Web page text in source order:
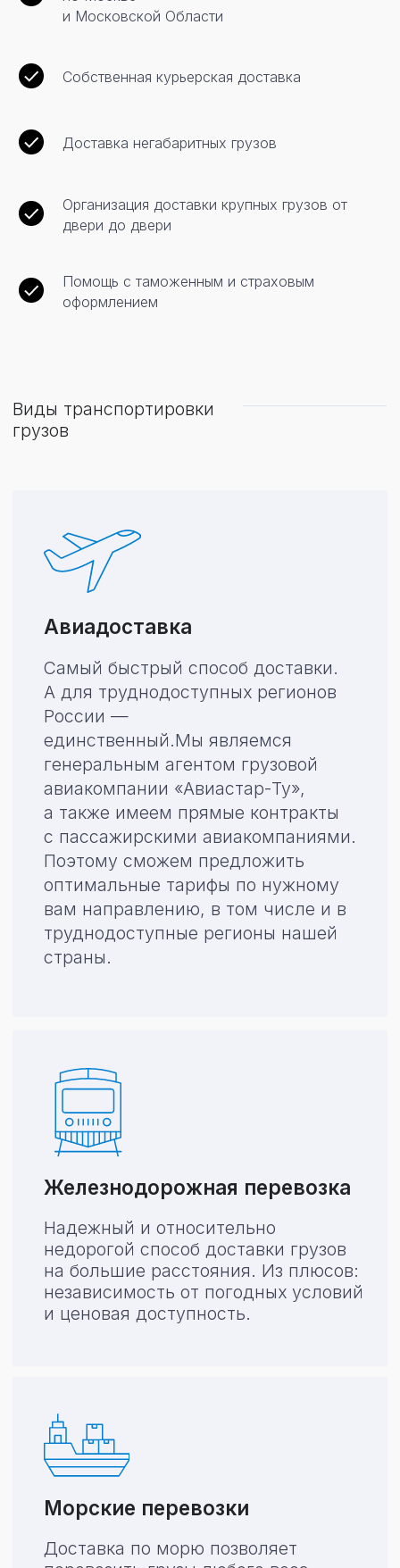
и Московской Области
Собственная курьерская доставка
Доставка негабаритных грузов
Организация доставки крупных грузов от
двери до двери
Помощь с таможенным и страховым
оформлением
Доставка по морю позволяет
перевозить грузы любого веса
недорогой способ доставки грузов
на большие расстояния. Из плюсов:
независимость от погодных условий
Мультимодальные
перевозки
Включают в себя комбинации
различных видов транспорта.
Мы поможем выбрать самый
оптимальный маршрут
перевозки
маршрутов и коротким срокам
доставки этот типа транспорта
наиболее удобный, если нужно
перевезти груз в рамках одного
которые мы
доставляем
Негабаритный
груз
Ценный груз
Живой
груз